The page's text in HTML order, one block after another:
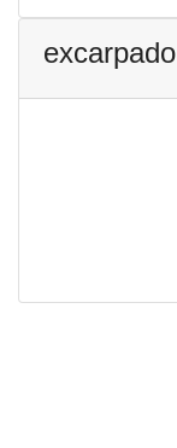
excarpado